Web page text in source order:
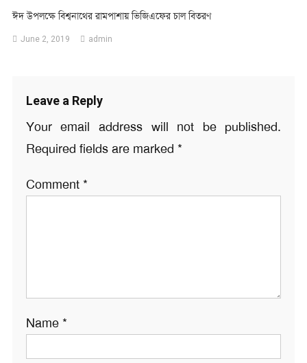
ঈদ উপলক্ষে বিশ্বনাথের রামপাশায় ভিজিএফের চাল বিতরণ
June 2, 2019 admin
Leave a Reply
Your email address will not be published.
Required fields are marked *
Comment *
Name *